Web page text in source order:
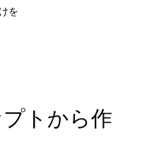
を
トから作